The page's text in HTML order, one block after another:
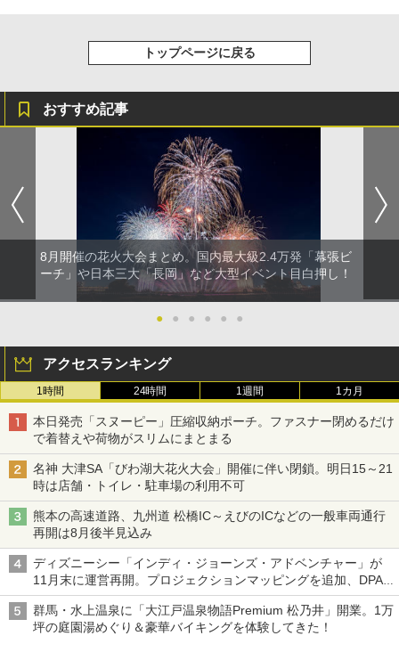
トップページに戻る
おすすめ記事
8月開催の花火大会まとめ。国内最大級2.4万発「幕張ビ
ーチ」や日本三大「長岡」など大型イベント目白押し！
● ● ● ● ● ●
アクセスランキング
1時間 24時間 1週間 1カ月
本日発売「スヌーピー」圧縮収納ポーチ。ファスナー閉めるだけ
で着替えや荷物がスリムにまとまる
名神 大津SA「びわ湖大花火大会」開催に伴い閉鎖。明日15～21
時は店舗・トイレ・駐車場の利用不可
熊本の高速道路、九州道 松橋IC～えびのICなどの一般車両通行
再開は8月後半見込み
ディズニーシー「インディ・ジョーンズ・アドベンチャー」が
11月末に運営再開。プロジェクションマッピングを追加、DPA
は1500円
群馬・水上温泉に「大江戸温泉物語Premium 松乃井」開業。1万
坪の庭園湯めぐり＆豪華バイキングを体験してきた！